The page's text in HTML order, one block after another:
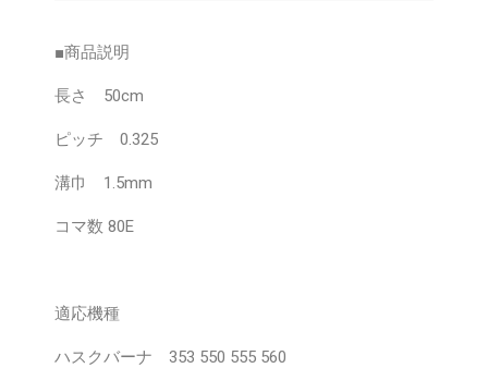
■商品説明
長さ 50cm
ピッチ 0.325
溝巾 1.5mm
コマ数 80E
適応機種
ハスクバーナ 353 550 555 560